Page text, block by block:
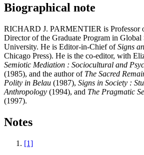
Biographical note
RICHARD J. PARMENTIER is Professor
Director of the Graduate Program in Global
University. He is Editor-in-Chief ofSigns
Chicago Press). He is the co-editor, with
Semiotic Mediation : Sociocultural and
(1985), and the author of The Sacred
Polity in Belau (1987), Signs in Society :
Anthropology (1994), and The Pragmatic
(1997).
Notes
[1]